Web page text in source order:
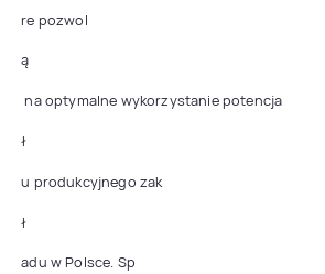
re pozwol
ą
na optymalne wykorzystanie potencja
ł
u produkcyjnego zak
ł
adu w Polsce. Sp